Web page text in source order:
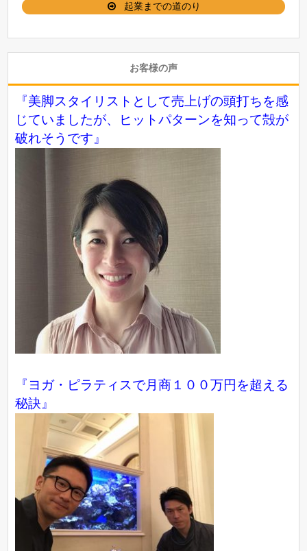
起業までの道のり
お客様の声
『美脚スタイリストとして売上げの頭打ちを感
じていましたが、ヒットパターンを知って殻が
破れそうです』
『ヨガ・ピラティスで月商１００万円を超える
秘訣』